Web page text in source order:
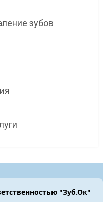
зубов
"Зуб.Ок"